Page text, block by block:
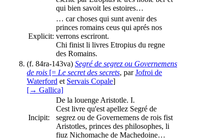
qui bien savoit les estoires…
Explicit:
… car choses qui sunt avenir des
princes romains ceus qui aprés nos
verrons escriront.
Chi finist li livres Etropius du regne
des Romains.
(f. 84ra-143va) Segré de segrez ou Governemens
de rois [= Le secret des secrets, parJofroi de
Waterford et Servais Copale]
[→ Gallica]
Incipit:
De la louenge Aristotle. I.
Cest livre qu'est apellez Segré de
segrez ou de Governemens de rois fist
Aristotles, princes des philosophes, li
fiuz Nichomache de Machedoine…